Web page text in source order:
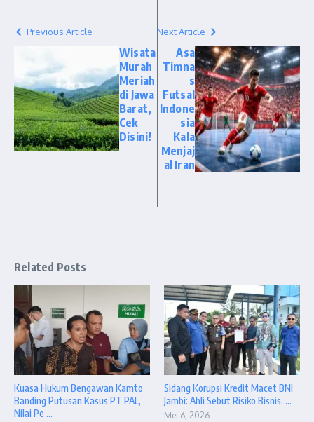
Previous Article
Wisata
Murah
Meriah
di Jawa
Barat,
Cek
Disini!
Next Article
Asa
Timna
s
Futsal
Indone
sia
Kala
Menjaj
al Iran
Related Posts
Kuasa Hukum Bengawan Kamto
Banding Putusan Kasus PT PAL,
Nilai Pe ...
Sidang Korupsi Kredit Macet BNI
Jambi: Ahli Sebut Risiko Bisnis, ...
Mei 6, 2026